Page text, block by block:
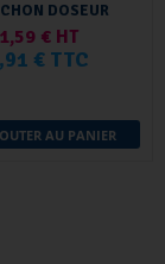
DOSEUR
1,59 € HT
€ TTC
AU PANIER